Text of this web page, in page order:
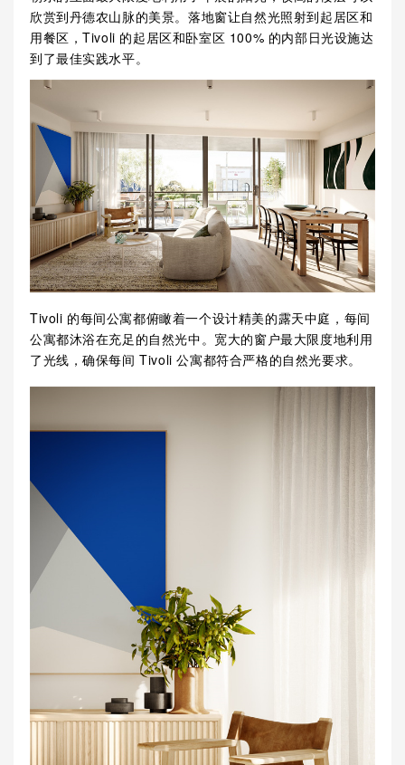
欣赏到丹德农山脉的美景。落地窗让自然光照射到起居区和
用餐区，Tivoli 的起居区和卧室区 100% 的内部日光设施达
到了最佳实践水平。
Tivoli 的每间公寓都俯瞰着一个设计精美的露天中庭，每间
公寓都沐浴在充足的自然光中。宽大的窗户最大限度地利用
了光线，确保每间 Tivoli 公寓都符合严格的自然光要求。